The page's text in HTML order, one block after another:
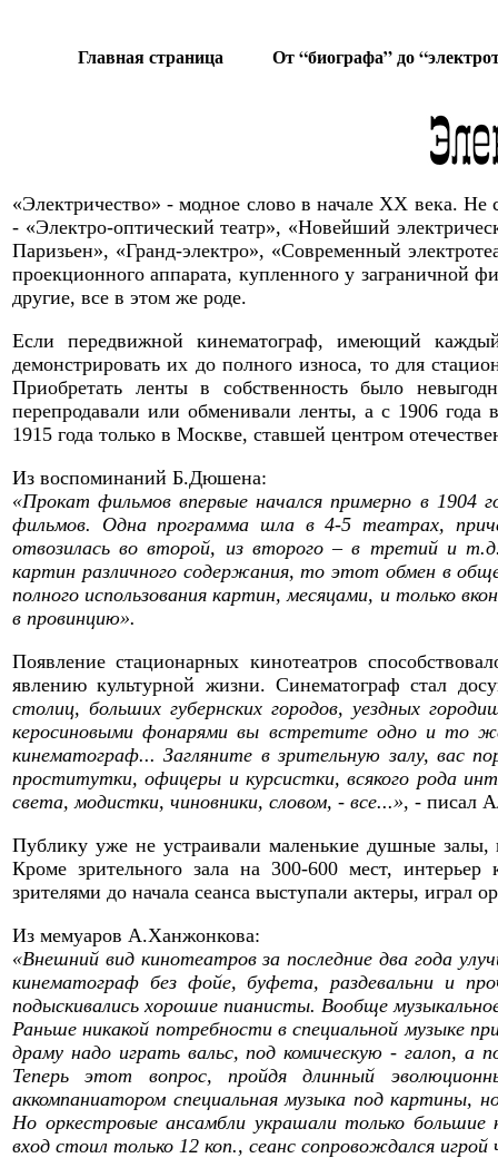
Главная страница От “биографа” до
«Электричество» - модное слово в начале ХХ века. Не
- «Электро-оптический театр», «Новейший
Паризьен», «Гранд-электро», «Современный
проекционного аппарата, купленного у заграничной
другие, все в этом же роде.
Если передвижной кинематограф, имеющий
демонстрировать их до полного износа, то для
Приобретать ленты в собственность было
перепродавали или обменивали ленты, а с 1906
1915 года только в Москве, ставшей центром
Из воспоминаний Б.Дюшена:
«Прокат фильмов впервые начался примерно в 1904
фильмов. Одна программа шла в 4-5 театрах,
отвозилась во второй, из второго – в третий и
картин различного содержания, то этот обмен в
полного использования картин, месяцами, и только
в провинцию».
Появление стационарных кинотеатров
явлению культурной жизни. Синематограф стал
столиц, больших губернских городов, уездных
керосиновыми фонарями вы встретите одно и то
кинематограф... Загляните в зрительную залу, вас
проститутки, офицеры и курсистки, всякого рода
света, модистки, чиновники, словом, - все...», - писал
Публику уже не устраивали маленькие душные залы,
Кроме зрительного зала на 300-600 мест,
зрителями до начала сеанса выступали актеры, играл
Из мемуаров А.Ханжонкова:
«Внешний вид кинотеатров за последние два года
кинематограф без фойе, буфета, раздевальни и
подыскивались хорошие пианисты. Вообще
Раньше никакой потребности в специальной музыке
драму надо играть вальс, под комическую - галоп, а
Теперь этот вопрос, пройдя длинный
аккомпаниатором специальная музыка под картины,
Но оркестровые ансамбли украшали только
вход стоил только 12 коп., сеанс сопровождался